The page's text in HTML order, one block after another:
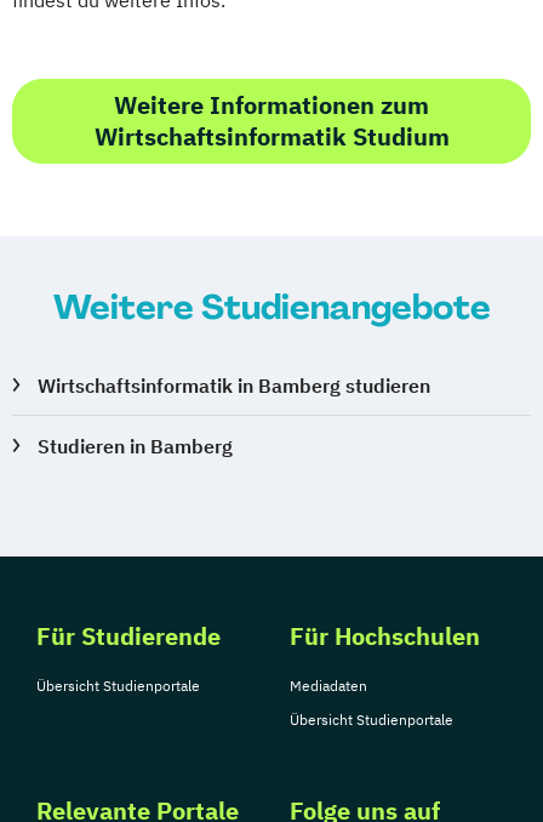
Weitere Informationen zum
Wirtschaftsinformatik Studium
Weitere Studienangebote
Wirtschaftsinformatik in Bamberg studieren
Studieren in Bamberg
Für Studierende
Übersicht Studienportale
Für Hochschulen
Mediadaten
Übersicht Studienportale
Relevante Portale Folge uns auf